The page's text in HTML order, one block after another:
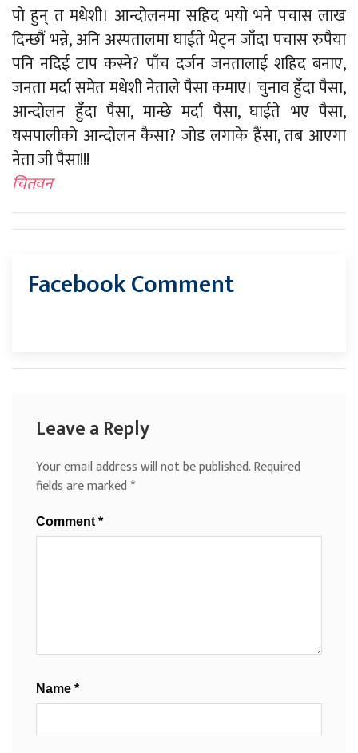
पो हुन् त मधेशी। आन्दोलनमा सहिद भयो भने पचास लाख
दिन्छौं भन्ने, अनि अस्पतालमा घाईते भेट्न जाँदा पचास रुपैया
पनि नदिई टाप कस्ने? पाँच दर्जन जनतालाई शहिद बनाए,
जनता मर्दा समेत मधेशी नेताले पैसा कमाए। चुनाव हुँदा पैसा,
आन्दोलन हुँदा पैसा, मान्छे मर्दा पैसा, घाईते भए पैसा,
यसपालीको आन्दोलन कैसा? जोड लगाके हैंसा, तब आएगा
नेता जी पैसा!!!
चितवन
Facebook Comment
Leave a Reply
Your email address will not be published.Required
fields are marked*
Comment *
Name *